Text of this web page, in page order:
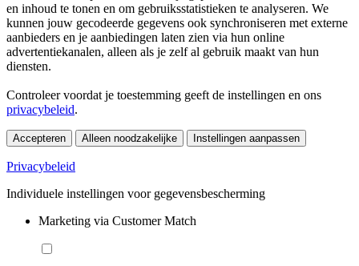
en inhoud te tonen en om gebruiksstatistieken te analyseren. We
kunnen jouw gecodeerde gegevens ook synchroniseren met externe
aanbieders en je aanbiedingen laten zien via hun online
advertentiekanalen, alleen als je zelf al gebruik maakt van hun
diensten.
Controleer voordat je toestemming geeft de instellingen en ons
privacybeleid.
Accepteren Alleen noodzakelijke Instellingen aanpassen
Privacybeleid
Individuele instellingen voor gegevensbescherming
Marketing via Customer Match